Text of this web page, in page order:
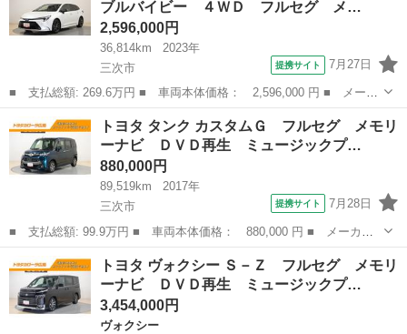
システム...
ブルバイビー ４ＷＤ フルセグ メ…
2,596,000円
36,814km
2023年
三次市
提携サイト 7月27日
■ 支払総額: 269.6万円 ■ 車両本体価格： 2,596,000 円 ■ メーカ
ー名： トヨタ ■ 車種名： カローラツーリング ■ グレード
名： ハイブリッド ダブルバイビー ４ＷＤ フルセグ メモリー
ナビ ミュー...
三次市 トヨタ
トヨタ タンク カスタムＧ フルセグ メモリ
ーナビ ＤＶＤ再生 ミュージックプ…
880,000円
89,519km
2017年
三次市
提携サイト 7月28日
■ 支払総額: 99.9万円 ■ 車両本体価格： 880,000 円 ■ メーカー
名： トヨタ ■ 車種名： タンク ■ グレード名： カスタムＧ
フルセグ メモリーナビ ＤＶＤ再生 ミュージックプレイヤー接続
可 バックカ...
三次市 トヨタ
トヨタ ヴォクシー Ｓ－Ｚ フルセグ メモリ
ーナビ ＤＶＤ再生 ミュージックプ…
3,454,000円
ヴォクシー